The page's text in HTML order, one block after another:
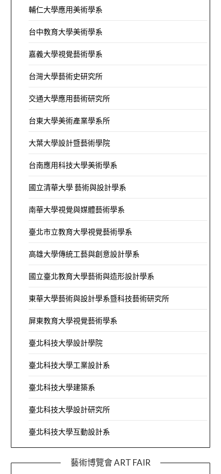
輔仁大學應用美術學系
台中教育大學美術學系
嘉義大學視覺藝術學系
台灣大學藝術史研究所
交通大學應用藝術研究所
台東大學美術產業學系所
大葉大學設計暨藝術學院
台南應用科技大學美術學系
國立清華大學 藝術與設計學系
南華大學視覺與媒體藝術學系
臺北市立教育大學視覺藝術學系
高雄大學傳統工藝與創意設計學系
國立臺北教育大學藝術與造形設計學系
東華大學藝術與設計學系暨科技藝術研究所
屏東教育大學視覺藝術學系
臺北科技大學設計學院
臺北科技大學工業設計系
臺北科技大學建築系
臺北科技大學設計研究所
臺北科技大學互動設計系
藝術博覽會 ART FAIR